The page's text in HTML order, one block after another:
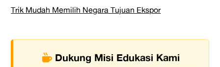
Trik Mudah Memilih Negara Tujuan Ekspor
Dukung Misi Edukasi Kami